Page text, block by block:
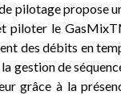
pilotage propose
piloter le
des débits en
gestion de
grâce à la